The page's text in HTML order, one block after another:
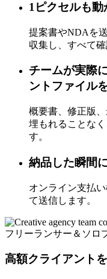
1ピクセルも
提案書やNDAを
収集し、すべて
チームが実際
ントファイル
概要書、修正版
埋もれることな
す。
納品した瞬間
オンライン支払
て送信します。
フリーランサー＆ソロ
高額クライアント